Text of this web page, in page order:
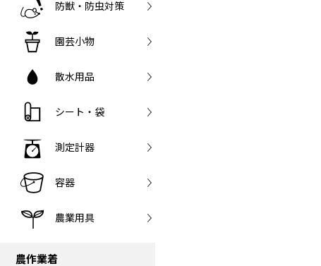
防獣・防虫対策
園芸小物
散水用品
シート・袋
測定計器
容器
農業用具
農作業着